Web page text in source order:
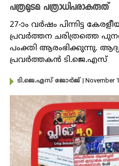
പത്രമുടമ പത്രാധിപരാകരുത്
27-ാം വർഷം പിന്നിട്ട
പ്രവർത്തന ചരിത്രത്തെ
പംക്തി ആരംഭിക്കുന്നു.
പ്രവർത്തകൻ ടി.ജെ.എസ്
ടി.ജെ.എസ് ജോർജ് | November